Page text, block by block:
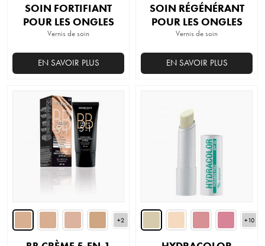
SOIN FORTIFIANT
POUR LES ONGLES
Vernis de soin
EN SAVOIR PLUS
SOIN RÉGÉNÉRANT
POUR LES ONGLES
Vernis de soin
EN SAVOIR PLUS
+2 +10